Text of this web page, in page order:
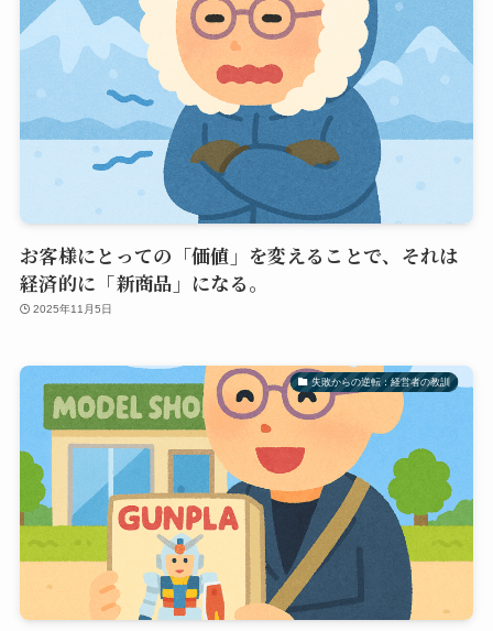
お客様にとっての「価値」を変えることで、それは
経済的に「新商品」になる。
2025年11月5日
失敗からの逆転：経営者の教訓